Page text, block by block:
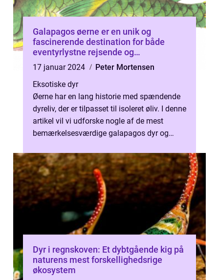
Galapagos øerne er en unik og
fascinerende destination for både
eventyrlystne rejsende og
dyrenthusiaster
17 januar 2024
Peter Mortensen
Eksotiske dyr
Øerne har en lang historie med spændende
dyreliv, der er tilpasset til isoleret øliv. I denne
artikel vil vi udforske nogle af de mest
bemærkelsesværdige galapagos dyr og
Dyr i regnskoven: Et dybtgående kig på
naturens mest forskellighedsrige
økosystem